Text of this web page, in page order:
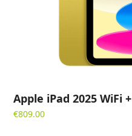
Apple iPad 2025 WiFi
€809.00